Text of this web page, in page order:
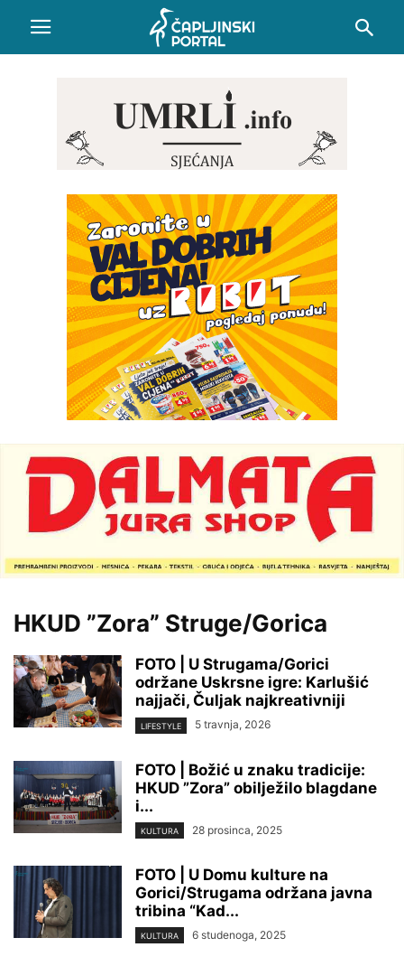
HKUD ”Zora” Struge/Gorica
FOTO | U Strugama/Gorici
održane Uskrsne igre: Karlušić
najjači, Čuljak najkreativniji
LIFESTYLE 5 travnja, 2026
FOTO | Božić u znaku tradicije:
HKUD ”Zora” obilježilo blagdane
i...
KULTURA 28 prosinca, 2025
FOTO | U Domu kulture na
Gorici/Strugama održana javna
tribina “Kad...
KULTURA 6 studenoga, 2025